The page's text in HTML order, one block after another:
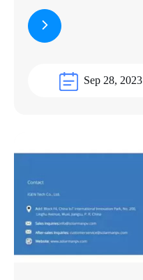
Sep 28, 2023